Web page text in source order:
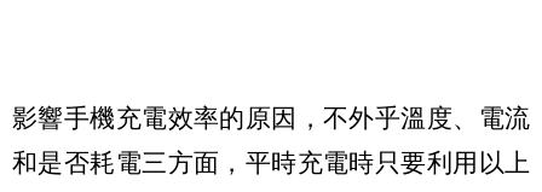
影響手機充電效率的原因，不外乎溫度、電流
和是否耗電三方面，平時充電時只要利用以上